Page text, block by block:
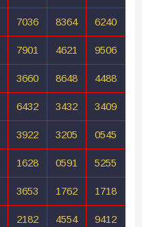
7036 8364 6240
7901 4621 9506
3660 8648 4488
6432 3432 3409
3922 3205 0545
1628 0591 5255
3653 1762 1718
2182 4554 9412